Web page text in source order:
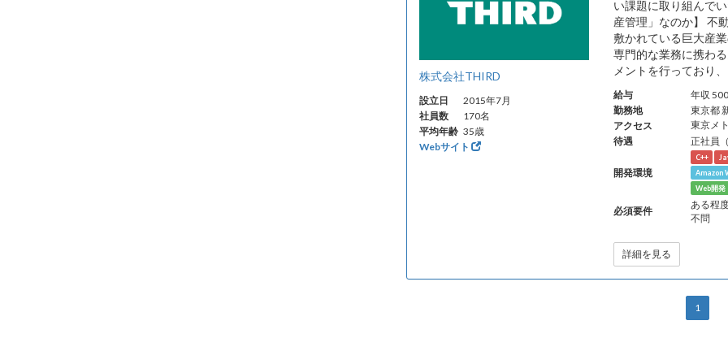
株式会社THIRD
設立日
2015年7月
社員数
170名
平均年齢 35歳
Webサイト
い課題に取り組んで
産管理」なのか】 不
敷かれている巨大産
専門的な業務に携わ
メントを行っており
給与
年収
勤務地
東京都
アクセス
東京メ
待遇 正社員
開発環境
C++
Amazon
Web開発
必須要件
ある程
不問
詳細を見る
1